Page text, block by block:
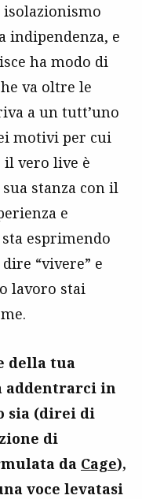
indipendenza, e
ha modo di
va oltre le
a un tutt’uno
motivi per cui
vero live è
stanza con il
e
esprimendo
“vivere” e
lavoro stai
della tua
addentrarci in
sia (direi di
di
da Cage),
voce levatasi